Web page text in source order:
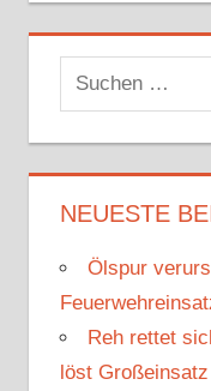
u
c
h
e
NEUESTE
Ölspur
Reh rettet
löst